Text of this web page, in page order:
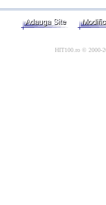
HIT100.ro © 2000-